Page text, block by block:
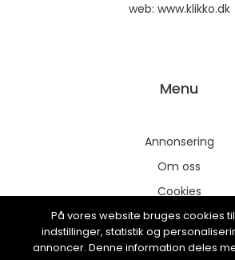
web: www.klikko.dk
Menu
Annonsering
Om oss
Cookies
Kontakta oss
Sitemap
På vores website bruges cookies
indstillinger, statistik og
annoncer. Denne information deles